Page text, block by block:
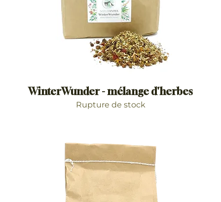
WinterWunder - mélange d'herbes
Rupture de stock